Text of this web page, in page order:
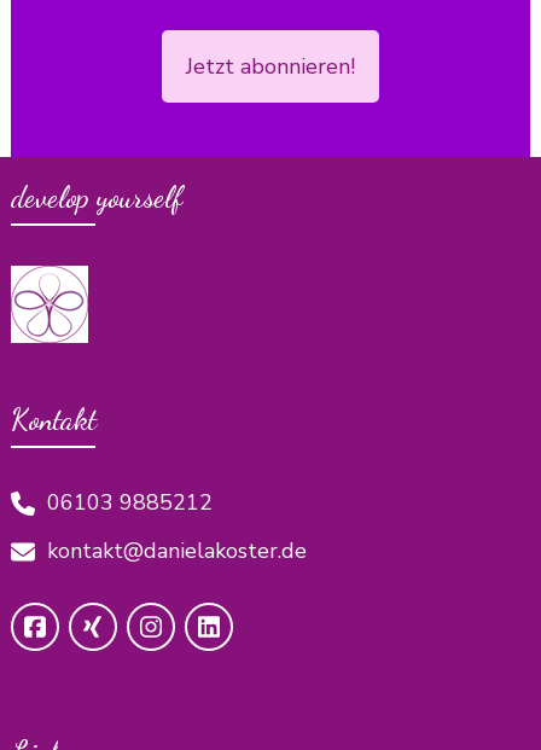
Jetzt abonnieren!
develop yourself
Kontakt
06103 9885212
kontakt@danielakoster.de